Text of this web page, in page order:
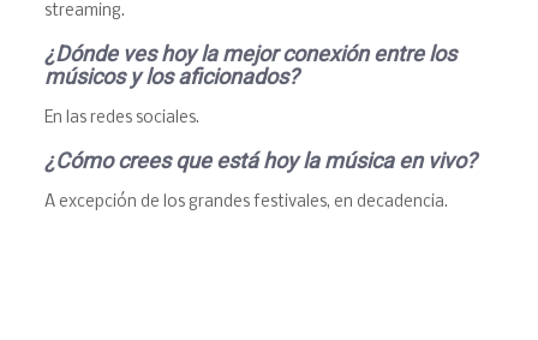
streaming.
¿Dónde ves hoy la mejor conexión entre los
músicos y los aficionados?
En las redes sociales.
¿Cómo crees que estáhoy la música en vivo?
A excepción de los grandes festivales, en decadencia.